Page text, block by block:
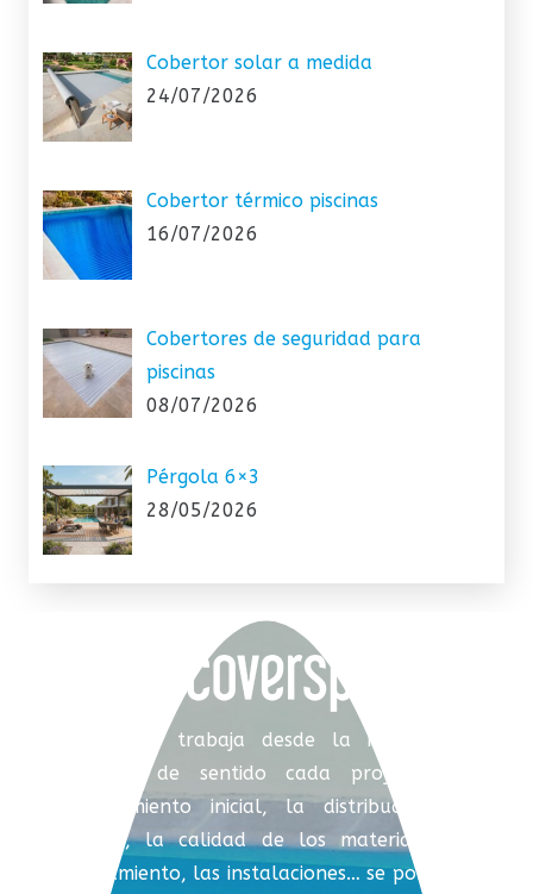
Cobertor solar a medida
24/07/2026
Cobertor térmico piscinas
16/07/2026
Cobertores de seguridad para
piscinas
08/07/2026
Pérgola 6×3
28/05/2026
Coverspool trabaja desde la integración,
dotando de sentido cada proyecto. El
asesoramiento inicial, la distribución del
espacio, la calidad de los materiales, el
equipamiento, las instalaciones… se ponen al